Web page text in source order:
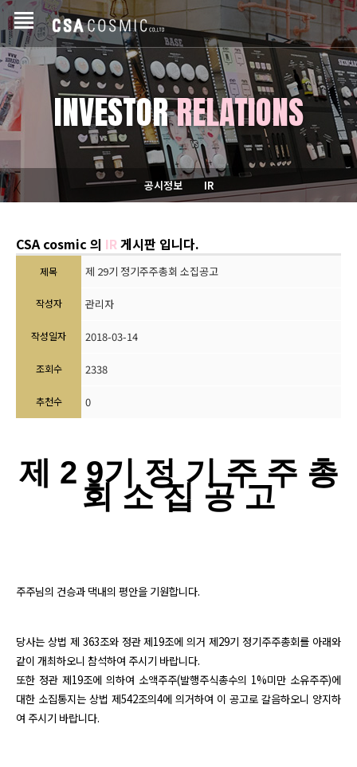
INVESTORRELATIONS
공시정보 IR
CSA cosmic 의 IR게시판 입니다.
제목 제 29기 정기주주총회 소집공고
작성자 관리자
작성일자 2018-03-14
조회수 2338
추천수 0
제 2 9기 정 기 주 주 총
회 소 집 공 고
주주님의 건승과 댁내의 평안을 기원합니다.
당사는 상법 제 363조와 정관 제19조에 의거 제29기 정기주주총회를 아래와
같이 개최하오니 참석하여 주시기 바랍니다.
또한 정관 제19조에 의하여 소액주주(발행주식총수의 1%미만 소유주주)에
대한 소집통지는 상법 제542조의4에 의거하여 이 공고로 갈음하오니 양지하
여 주시기 바랍니다.